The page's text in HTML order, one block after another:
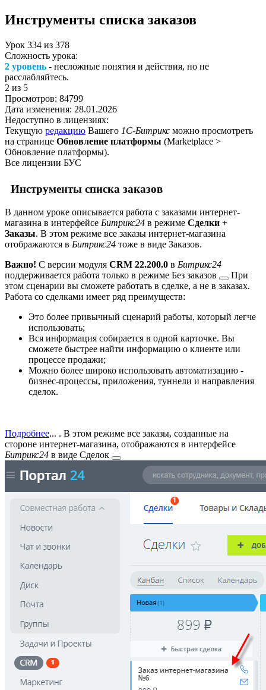
Инструменты списка заказов
Урок 334 из 378
Сложность урока:
2 уровень - несложные понятия и действия, но не
расслабляйтесь.
2 из 5
Просмотров: 84799
Дата изменения: 28.01.2026
Недоступно в лицензиях:
Текущую редакцию Вашего 1С-Битрикс можно просмотреть
на странице Обновление платформы (Marketplace >
Обновление платформы).
Все лицензии БУС
Инструменты списка заказов
В данном уроке описывается работа с заказами интернет-
магазина в интерфейсе Битрикс24 в режиме Сделки +
Заказы. В этом режиме все заказы интернет-магазина
отображаются в Битрикс24 тоже в виде Заказов.
Важно! С версии модуля CRM 22.200.0 в Битрикс24
поддерживается работа только в режиме Без заказов
При
этом сценарии вы сможете работать в сделке, а не в заказах.
Работа со сделками имеет ряд преимуществ:
Это более привычный сценарий работы, который легче
использовать;
Вся информация собирается в одной карточке. Вы
сможете быстрее найти информацию о клиенте или
процессе продажи;
Можно более широко использовать автоматизацию -
бизнес-процессы, приложения, туннели и направления
сделок.
Подробнее... . В этом режиме все заказы, созданные на
стороне интернет-магазина, отображаются в интерфейсе
Битрикс24 в виде Сделок